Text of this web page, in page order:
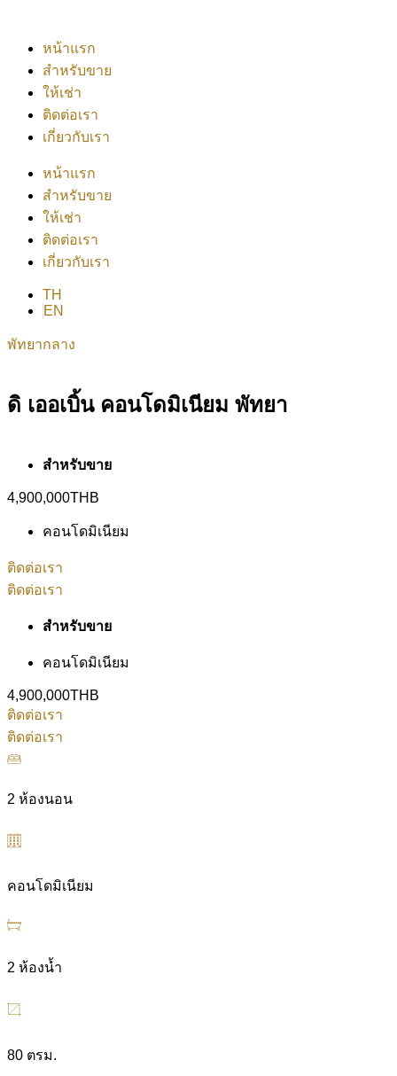
หน้าแรก
สำหรับขาย
ให้เช่า
ติดต่อเรา
เกี่ยวกับเรา
หน้าแรก
สำหรับขาย
ให้เช่า
ติดต่อเรา
เกี่ยวกับเรา
TH
EN
พัทยากลาง
ดิ เออเบิ้น คอนโดมิเนียม พัทยา
สำหรับขาย
4,900,000THB
คอนโดมิเนียม
ติดต่อเรา
ติดต่อเรา
สำหรับขาย
คอนโดมิเนียม
4,900,000THB
ติดต่อเรา
ติดต่อเรา
2 ห้องนอน
คอนโดมิเนียม
2 ห้องน้ำ
80 ตรม.